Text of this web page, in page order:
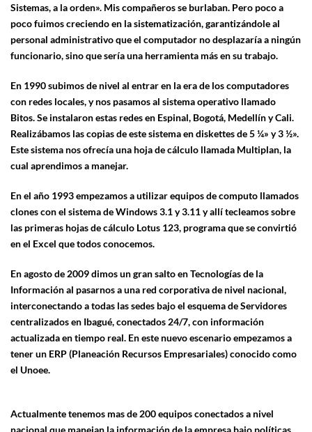
Sistemas, a la orden». Mis compañeros se burlaban. Pero poco a
poco fuimos creciendo en la sistematización, garantizándole al
personal administrativo que el computador no desplazaría a ningún
funcionario, sino que sería una herramienta más en su trabajo.
En 1990 subimos de nivel al entrar en la era de los computadores
con redes locales, y nos pasamos al sistema operativo llamado
Bitos. Se instalaron estas redes en Espinal, Bogotá, Medellín y Cali.
Realizábamos las copias de este sistema en diskettes de 5 ¼» y 3 ½».
Este sistema nos ofrecía una hoja de cálculo llamada Multiplan, la
cual aprendimos a manejar.
En el año 1993 empezamos a utilizar equipos de computo llamados
clones con el sistema de Windows 3.1 y 3.11 y allí tecleamos sobre
las primeras hojas de cálculo Lotus 123, programa que se convirtió
en el Excel que todos conocemos.
En agosto de 2009 dimos un gran salto en Tecnologías de la
Información al pasarnos a una red corporativa de nivel nacional,
interconectando a todas las sedes bajo el esquema de Servidores
centralizados en Ibagué, conectados 24/7, con información
actualizada en tiempo real. En este nuevo escenario empezamos a
tener un ERP (Planeación Recursos Empresariales) conocido como
el Unoee.
Actualmente tenemos mas de 200 equipos conectados a nivel
nacional que manejan la información de la empresa bajo políticas